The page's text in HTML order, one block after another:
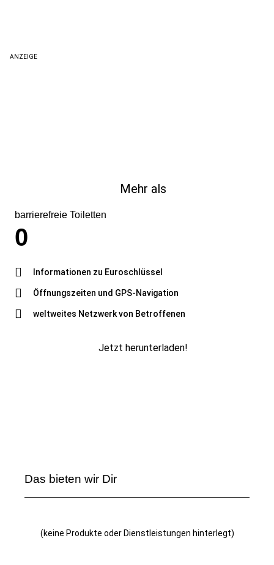
ANZEIGE
Mehr als
barrierefreie Toiletten
0
Informationen zu Euroschlüssel
Öffnungszeiten und GPS-Navigation
weltweites Netzwerk von Betroffenen
Jetzt herunterladen!
Das bieten wir Dir
(keine Produkte oder Dienstleistungen hinterlegt)